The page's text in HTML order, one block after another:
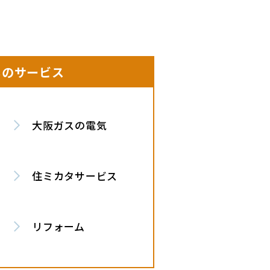
サービス
大阪ガスの電気
住ミカタサービス
リフォーム